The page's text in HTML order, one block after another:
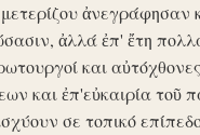
ἀνεγράφησαν
ἀλλά ἐπ' ἔτη
και
και ἐπ'εὐκαιρία τοῦ
σε τοπικό